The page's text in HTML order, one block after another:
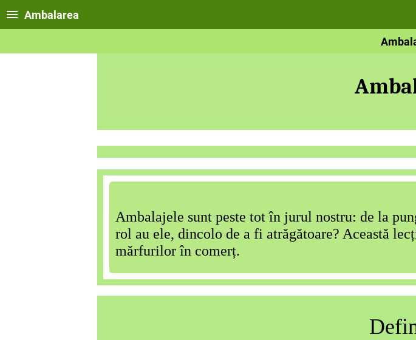
Ambalarea
Ambalajele sunt peste tot în jurul nostru: de la
rol au ele, dincolo de a fi atrăgătoare? Această
mărfurilor în comerț.